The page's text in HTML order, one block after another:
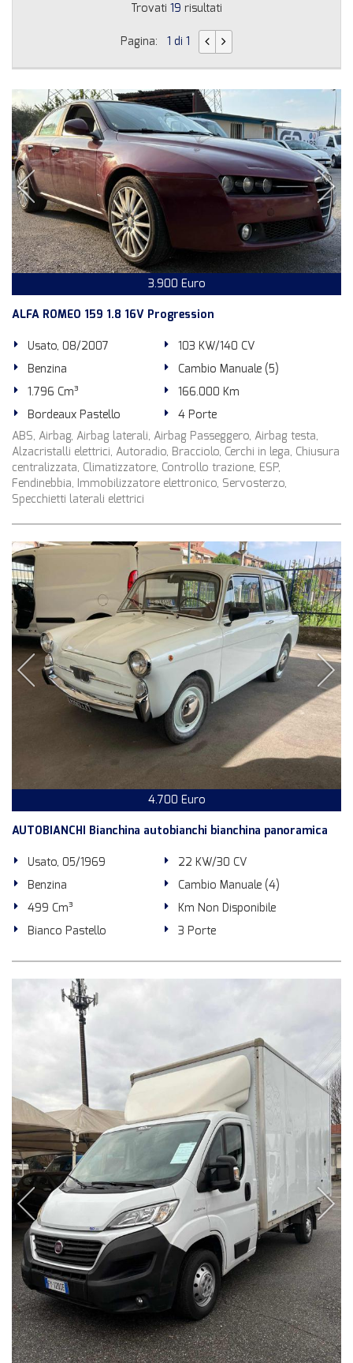
Trovati 19 risultati
Pagina: 1 di 1
3.900 Euro
ALFA ROMEO 159 1.8 16V Progression
Usato, 08/2007
103 KW/140 CV
Benzina
Cambio Manuale (5)
1.796 Cm³
166.000 Km
Bordeaux Pastello
4 Porte
ABS, Airbag, Airbag laterali, Airbag Passeggero, Airbag testa,
Alzacristalli elettrici, Autoradio, Bracciolo, Cerchi in lega, Chiusura
centralizzata, Climatizzatore, Controllo trazione, ESP,
Fendinebbia, Immobilizzatore elettronico, Servosterzo,
Specchietti laterali elettrici
4.700 Euro
AUTOBIANCHI Bianchina autobianchi bianchina panoramica
Usato, 05/1969
22 KW/30 CV
Benzina
Cambio Manuale (4)
499 Cm³
Km Non Disponibile
Bianco Pastello
3 Porte